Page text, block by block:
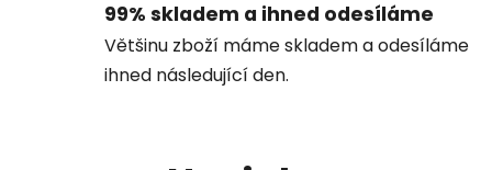
99% skladem a ihned odesíláme
Většinu zboží máme skladem a odesíláme
ihned následující den.